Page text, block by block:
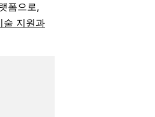
폼으로,
술 지원과